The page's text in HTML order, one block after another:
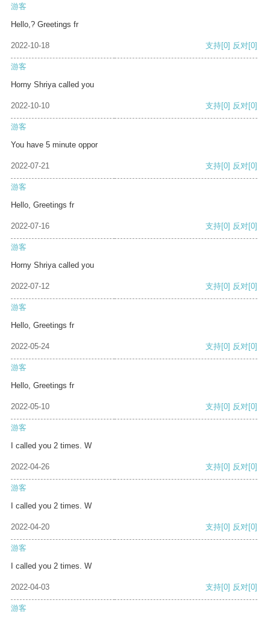
游客
Hello,? Greetings fr
2022-10-18 支持[0] 反对[0]
游客
Horny Shriya called you
2022-10-10 支持[0] 反对[0]
游客
You have 5 minute oppor
2022-07-21 支持[0] 反对[0]
游客
Hello, Greetings fr
2022-07-16 支持[0] 反对[0]
游客
Horny Shriya called you
2022-07-12 支持[0] 反对[0]
游客
Hello, Greetings fr
2022-05-24 支持[0] 反对[0]
游客
Hello, Greetings fr
2022-05-10 支持[0] 反对[0]
游客
I called you 2 times. W
2022-04-26 支持[0] 反对[0]
游客
I called you 2 times. W
2022-04-20 支持[0] 反对[0]
游客
I called you 2 times. W
2022-04-03 支持[0] 反对[0]
游客